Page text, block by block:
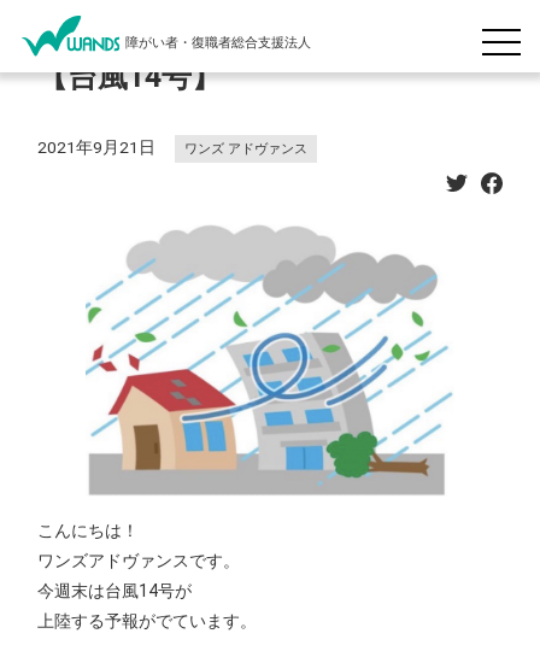
障がい者・復職者総合支援法人
【台風14号】
2021年9月21日 ワンズ アドヴァンス
こんにちは！
ワンズアドヴァンスです。
今週末は台風14号が
上陸する予報がでています。